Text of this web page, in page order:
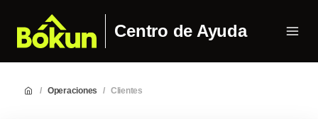
Centro de Ayuda
/ Operaciones / Clientes